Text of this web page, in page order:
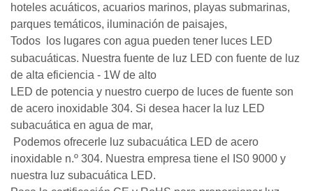
hoteles acuáticos, acuarios marinos, playas submarinas,
parques temáticos, iluminación de paisajes,
Todos
los lugares con agua pueden tener luces LED
subacuáticas. Nuestra fuente de luz LED con fuente de luz
de alta eficiencia - 1W de alto
LED de potencia y nuestro cuerpo de luces de fuente son
de acero inoxidable 304. Si desea hacer la luz LED
subacuática en agua de mar,
Podemos ofrecerle luz subacuática LED de acero
inoxidable n.º 304. Nuestra empresa tiene el IS0 9000 y
nuestra luz subacuática LED.